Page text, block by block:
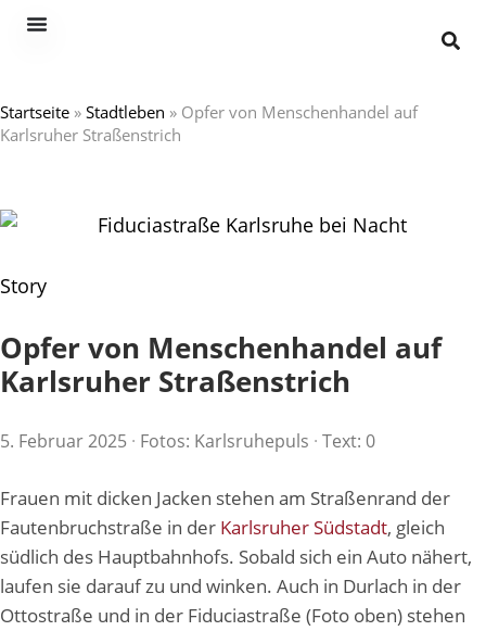
Startseite » Stadtleben » Opfer von Menschenhandel auf
Karlsruher Straßenstrich
Story
Opfer von Menschenhandel auf
Karlsruher Straßenstrich
5. Februar 2025 · Fotos: Karlsruhepuls · Text: 0
Frauen mit dicken Jacken stehen am Straßenrand der
Fautenbruchstraße in der Karlsruher Südstadt, gleich
südlich des Hauptbahnhofs. Sobald sich ein Auto nähert,
laufen sie darauf zu und winken. Auch in Durlach in der
Ottostraße und in der Fiduciastraße (Foto oben) stehen